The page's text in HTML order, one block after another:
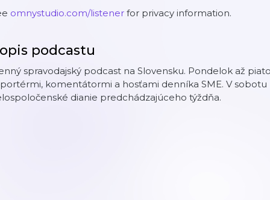
omnystudio.com/listener for privacy information.
podcastu
spravodajský podcast na Slovensku. Pondelok až
komentátormi a hosťami denníka SME. V
dianie predchádzajúceho týždňa.